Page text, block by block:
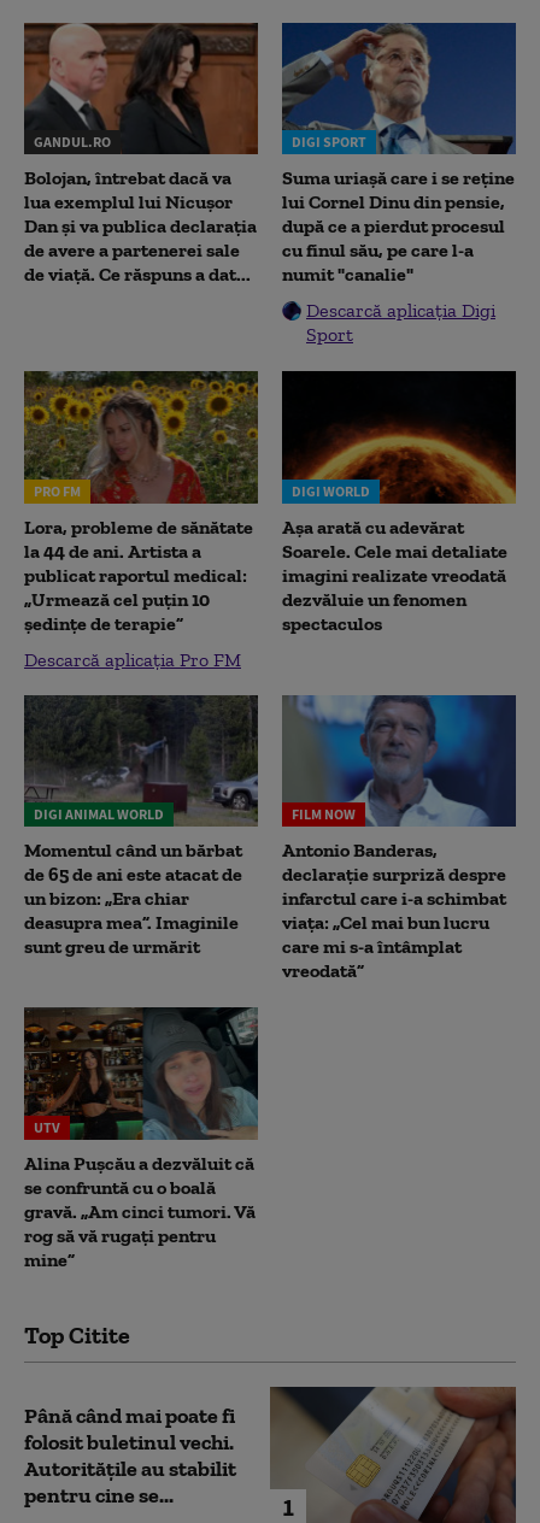
GANDUL.RO
Bolojan, întrebat dacă va
lua exemplul lui Nicușor
Dan și va publica declarația
de avere a partenerei sale
de viață. Ce răspuns a dat...
DIGI SPORT
Suma uriașă care i se reține
lui Cornel Dinu din pensie,
după ce a pierdut procesul
cu finul său, pe care l-a
numit "canalie"
Descarcă aplicația Digi
Sport
PRO FM
Lora, probleme de sănătate
la 44 de ani. Artista a
publicat raportul medical:
„Urmează cel puțin 10
ședințe de terapie”
Descarcă aplicația Pro FM
DIGI WORLD
Așa arată cu adevărat
Soarele. Cele mai detaliate
imagini realizate vreodată
dezvăluie un fenomen
spectaculos
DIGI ANIMAL WORLD
Momentul când un bărbat
de 65 de ani este atacat de
un bizon: „Era chiar
deasupra mea”. Imaginile
sunt greu de urmărit
FILM NOW
Antonio Banderas,
declarație surpriză despre
infarctul care i-a schimbat
viața: „Cel mai bun lucru
care mi s-a întâmplat
vreodată”
UTV
Alina Pușcău a dezvăluit că
se confruntă cu o boală
gravă. „Am cinci tumori. Vă
rog să vă rugați pentru
mine”
Top Citite
1
Până când mai poate fi
folosit buletinul vechi.
Autoritățile au stabilit
pentru cine se...